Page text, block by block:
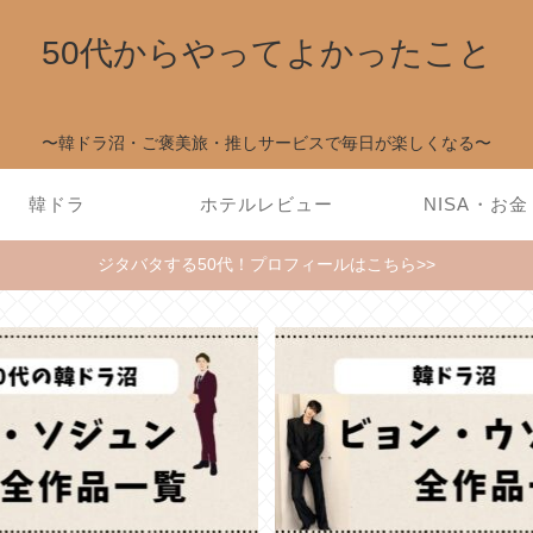
50代からやってよかったこと
〜韓ドラ沼・ご褒美旅・推しサービスで毎日が楽しくなる〜
韓ドラ ホテルレビュー NISA・お金
ジタバタする50代！プロフィールはこちら>>